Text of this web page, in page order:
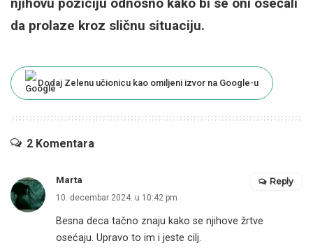
njihovu poziciju odnosno kako bi se oni osećali
da prolaze kroz sličnu situaciju.
Dodaj Zelenu učionicu kao omiljeni izvor na Google-u
2 Komentara
Marta
10. decembar 2024. u 10:42 pm
Besna deca tačno znaju kako se njihove žrtve
osećaju. Upravo to im i jeste cilj.
Reply